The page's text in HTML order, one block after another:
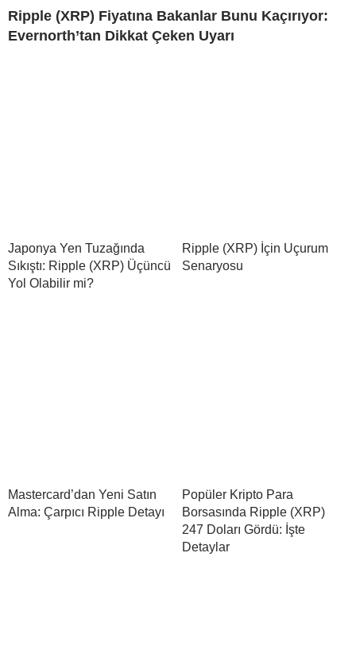
Ripple (XRP) Fiyatına Bakanlar Bunu Kaçırıyor:
Evernorth’tan Dikkat Çeken Uyarı
Japonya Yen Tuzağında
Sıkıştı: Ripple (XRP) Üçüncü
Yol Olabilir mi?
Ripple (XRP) İçin Uçurum
Senaryosu
Mastercard’dan Yeni Satın
Alma: Çarpıcı Ripple Detayı
Popüler Kripto Para
Borsasında Ripple (XRP)
247 Doları Gördü: İşte
Detaylar